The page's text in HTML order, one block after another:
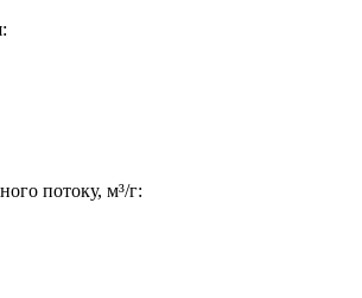
потоку, м³/г: